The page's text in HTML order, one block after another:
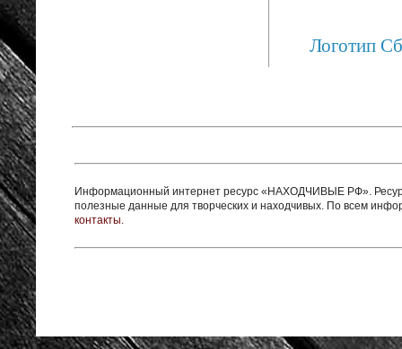
Логотип
Информационный интернет ресурс «НАХОДЧИВЫЕ РФ».
полезные данные для творческих и находчивых. По всем
контакты.